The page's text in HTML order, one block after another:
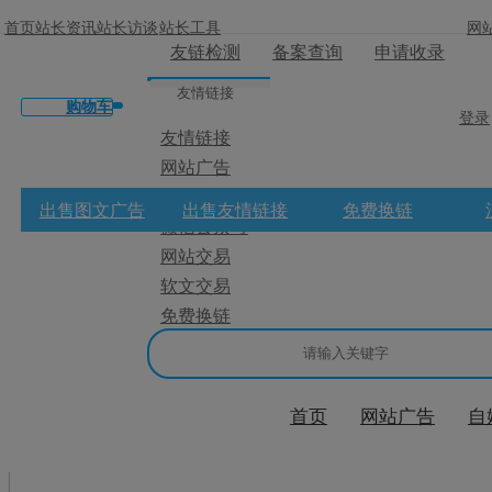
首页 站长资讯站长访谈站长工具
友链检测 备案查询 申请收录
网
登录
友情链接
友情链接
网站广告
网站交易
软文交易
免费换链
购物车
首页 网站广告 自
出售图文广告 出售友情链接 免费换链
×